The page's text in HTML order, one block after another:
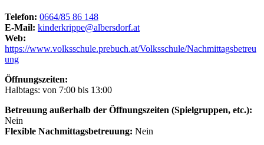
Telefon: 0664/85 86 148
E-Mail: kinderkrippe@albersdorf.at
Web:
https://www.volksschule.prebuch.at/Volksschule/Nachmittagsbetreu
ung
Öffnungszeiten:
Halbtags: von 7:00 bis 13:00
Betreuung außerhalb der Öffnungszeiten (Spielgruppen, etc.):
Nein
Flexible Nachmittagsbetreuung: Nein